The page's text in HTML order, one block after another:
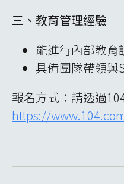
三、教育管理經驗
能進行內部教育
具備團隊帶領與
報名方式：請透過
https://